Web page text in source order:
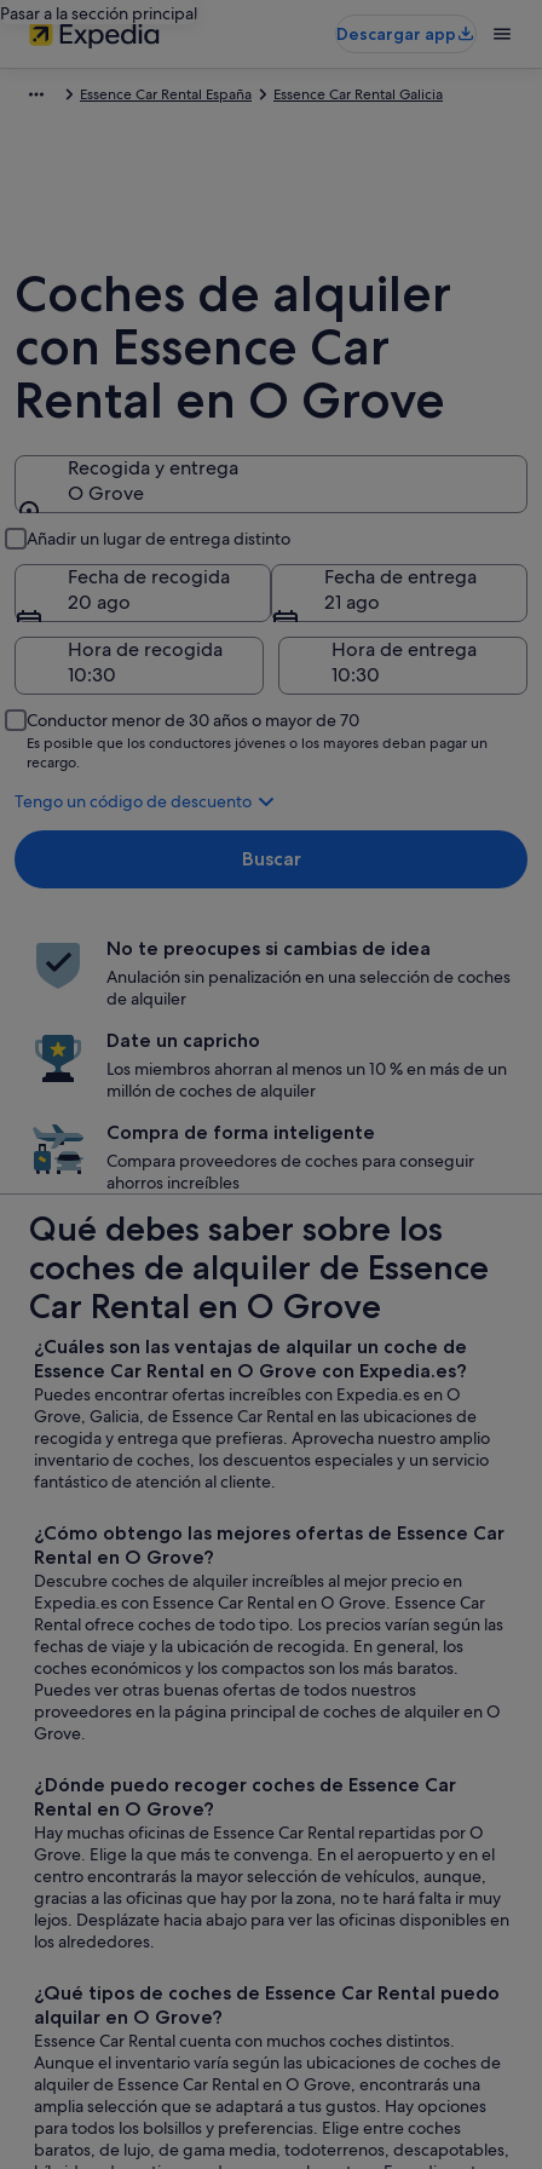
Pasar a la sección principal
Descargar app
Essence Car Rental España Essence Car Rental Galicia
Coches de alquiler
con Essence Car
Rental en O Grove
Recogida y entrega
O Grove
Añadir un lugar de entrega distinto
Fecha de recogida
20 ago
Fecha de entrega
21 ago
Hora de recogida
Hora de entrega
Conductor menor de 30 años o mayor de 70
Es posible que los conductores jóvenes o los mayores deban pagar un
recargo.
Tengo un código de descuento
Buscar
No te preocupes si cambias de idea
Anulación sin penalización en una selección de coches
de alquiler
Date un capricho
Los miembros ahorran al menos un 10 % en más de un
millón de coches de alquiler
Compra de forma inteligente
Compara proveedores de coches para conseguir
ahorros increíbles
Qué debes saber sobre los
coches de alquiler de Essence
Car Rental en O Grove
¿Cuáles son las ventajas de alquilar un coche de
Essence Car Rental en O Grove con Expedia.es?
Puedes encontrar ofertas increíbles con Expedia.es en O
Grove, Galicia, de Essence Car Rental en las ubicaciones de
recogida y entrega que prefieras. Aprovecha nuestro amplio
inventario de coches, los descuentos especiales y un servicio
fantástico de atención al cliente.
¿Cómo obtengo las mejores ofertas de Essence Car
Rental en O Grove?
Descubre coches de alquiler increíbles al mejor precio en
Expedia.es con Essence Car Rental en O Grove. Essence Car
Rental ofrece coches de todo tipo. Los precios varían según las
fechas de viaje y la ubicación de recogida. En general, los
coches económicos y los compactos son los más baratos.
Puedes ver otras buenas ofertas de todos nuestros
proveedores en la página principal de coches de alquiler en O
Grove.
¿Dónde puedo recoger coches de Essence Car
Rental en O Grove?
Hay muchas oficinas de Essence Car Rental repartidas por O
Grove. Elige la que más te convenga. En el aeropuerto y en el
centro encontrarás la mayor selección de vehículos, aunque,
gracias a las oficinas que hay por la zona, no te hará falta ir muy
lejos. Desplázate hacia abajo para ver las oficinas disponibles en
los alrededores.
¿Qué tipos de coches de Essence Car Rental puedo
alquilar en O Grove?
Essence Car Rental cuenta con muchos coches distintos.
Aunque el inventario varía según las ubicaciones de coches de
alquiler de Essence Car Rental en O Grove, encontrarás una
amplia selección que se adaptará a tus gustos. Hay opciones
para todos los bolsillos y preferencias. Elige entre coches
baratos, de lujo, de gama media, todoterrenos, descapotables,